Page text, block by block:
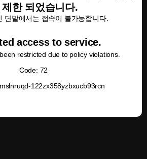
제한 되었습니다.
단말에서는 접속이 불가능합니다.
access to service.
restricted due to policy violations.
Code: 72
122zx358yzbxucb93rcn